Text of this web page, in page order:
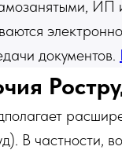
ИП
документов.
В частности,